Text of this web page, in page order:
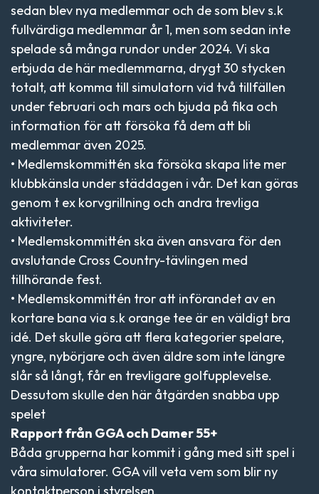
sedan blev nya medlemmar och de som blev s.k
fullvärdiga medlemmar år 1, men som sedan inte
spelade så många rundor under 2024. Vi ska
erbjuda de här medlemmarna, drygt 30 stycken
totalt, att komma till simulatorn vid två tillfällen
under februari och mars och bjuda på fika och
information för att försöka få dem att bli
medlemmar även 2025.
• Medlemskommittén ska försöka skapa lite mer
klubbkänsla under städdagen i vår. Det kan göras
genom t ex korvgrillning och andra trevliga
aktiviteter.
• Medlemskommittén ska även ansvara för den
avslutande Cross Country-tävlingen med
tillhörande fest.
• Medlemskommittén tror att införandet av en
kortare bana via s.k orange tee är en väldigt bra
idé. Det skulle göra att flera kategorier spelare,
yngre, nybörjare och även äldre som inte längre
slår så långt, får en trevligare golfupplevelse.
Dessutom skulle den här åtgärden snabba upp
spelet
Rapport från GGA och Damer 55+
Båda grupperna har kommit i gång med sitt spel i
våra simulatorer. GGA vill veta vem som blir ny